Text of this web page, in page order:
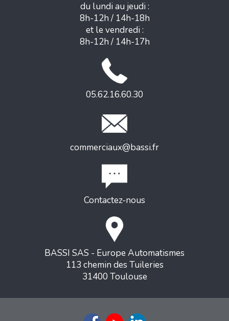
du lundi au jeudi :
8h-12h / 14h-18h
et le vendredi :
8h-12h / 14h-17h
05.62.16.60.30
commerciaux@bassi.fr
Contactez-nous
BASSI SAS - Europe Automatismes
113 chemin des Tuileries
31400 Toulouse